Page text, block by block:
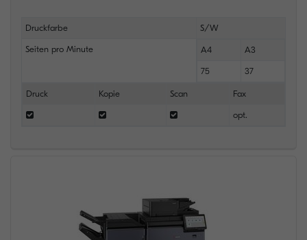
Druckfarbe S/W
Seiten pro Minute A4 A3
75 37
Druck Kopie Scan Fax
opt.